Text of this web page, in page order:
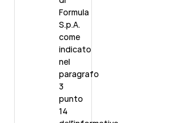
Formula
S.p.A.
come
indicato
nel
paragrafo
3
punto
14